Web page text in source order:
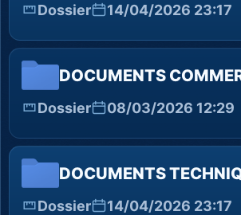
Dossier 14/04/2026 23:17
DOCUMENTS
Dossier 08/03/2026 12:29
DOCUMENTS
Dossier 14/04/2026 23:17